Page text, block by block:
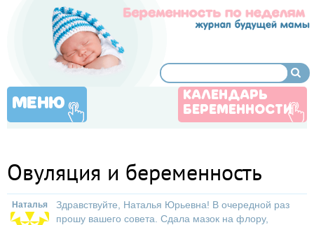
МЕНЮ
КАЛЕНДАРЬ
БЕРЕМЕННОСТИ
Овуляция и беременность
Наталья
Здравствуйте, Наталья Юрьевна! В очередной раз
прошу вашего совета. Сдала мазок на флору,